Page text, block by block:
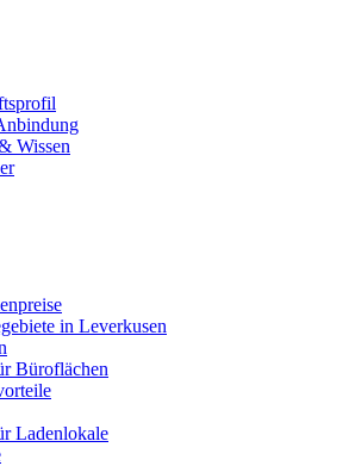
Wissen
in Leverkusen
Büroflächen
Ladenlokale